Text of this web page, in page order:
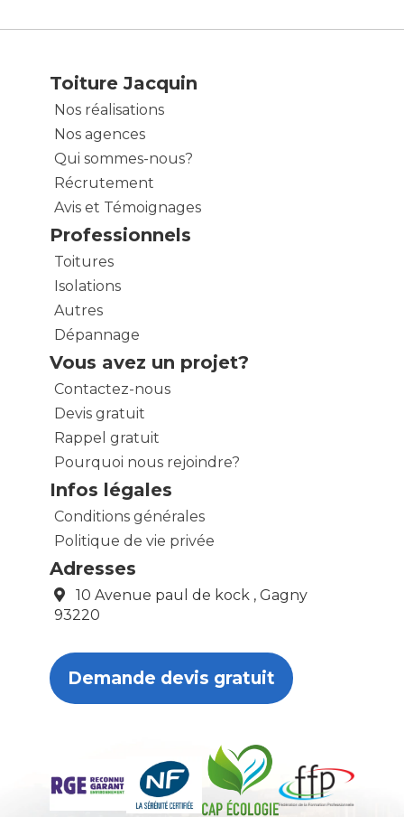
Toiture Jacquin
Nos réalisations
Nos agences
Qui sommes-nous?
Récrutement
Avis et Témoignages
Professionnels
Toitures
Isolations
Autres
Dépannage
Vous avez un projet?
Contactez-nous
Devis gratuit
Rappel gratuit
Pourquoi nous rejoindre?
Infos légales
Conditions générales
Politique de vie privée
Adresses
10 Avenue paul de kock , Gagny
93220
Demande devis gratuit